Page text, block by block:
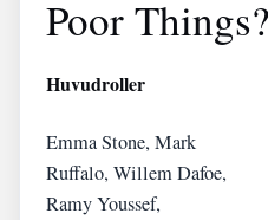
Poor Things?
Huvudroller
Emma Stone, Mark
Ruffalo, Willem Dafoe,
Ramy Youssef,